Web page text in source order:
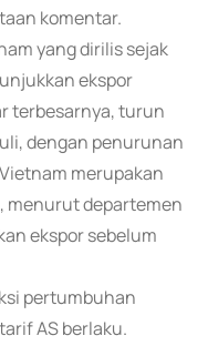
komentar.
yang dirilis sejak
ekspor
terbesarnya, turun
dengan penurunan
merupakan
menurut departemen
ekspor sebelum
pertumbuhan
AS berlaku.